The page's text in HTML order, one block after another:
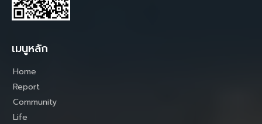
เมนูหลัก
Home
Report
Community
Life